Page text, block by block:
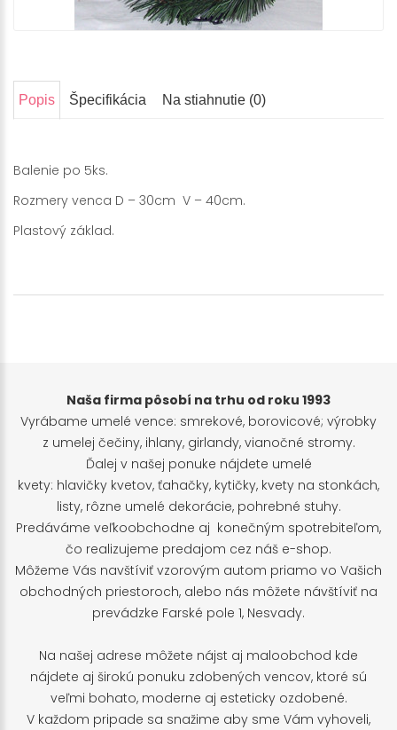
Popis Špecifikácia Na stiahnutie (0)
Balenie po 5ks.
Rozmery venca D – 30cm V – 40cm.
Plastový základ.
Naša firma pôsobí na trhu od roku 1993
Vyrábame umelé vence: smrekové, borovicové; výrobky
z umelej čečiny, ihlany, girlandy, vianočné stromy.
Ďalej v našej ponuke nájdete umelé
kvety: hlavičky kvetov, ťahačky, kytičky, kvety na stonkách,
listy, rôzne umelé dekorácie, pohrebné stuhy.
Predáváme veľkoobchodne aj konečným spotrebiteľom,
čo realizujeme predajom cez náš e-shop.
Môžeme Vás navštíviť vzorovým autom priamo vo Vašich
obchodných priestoroch, alebo nás môžete návštíviť na
prevádzke Farské pole 1, Nesvady.
Na našej adrese môžete nájst aj maloobchod kde
nájdete aj širokú ponuku zdobených vencov, ktoré sú
veľmi bohato, moderne aj esteticky ozdobené.
V každom pripade sa snažime aby sme Vám vyhoveli,